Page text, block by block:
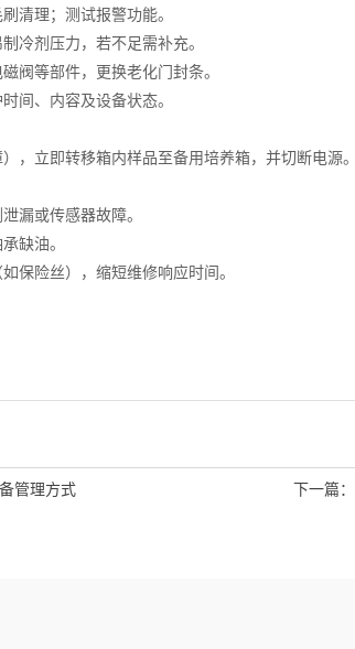
理；测试报警功能。
剂压力，若不足需补充。
等部件，更换老化门封条。
、内容及设备状态。
立即转移箱内样品至备用培养箱，并切断电源。
漏或传感器故障。
缺油。
险丝），缩短维修响应时间。
管理方式 下一篇：